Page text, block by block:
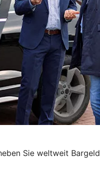
Sie weltweit Bargeld